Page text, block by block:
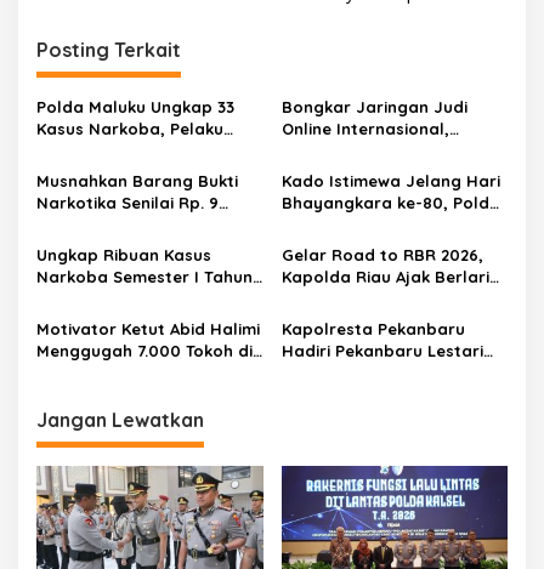
a
s
i
o
Posting Terkait
Polda Maluku Ungkap 33
Kasus Narkoba, Pelaku
Bertransaksi
Bongkar Jaringan Judi
Online Internasional,
287 WNA dan 4 WNI Jadi
Tersangka
Musnahkan Barang Bukti
Narkotika Senilai Rp. 9
Diamankan Polresta
Barelang
Kado Istimewa Jelang Hari
Bhayangkara ke-80, Polda
Penghargaan Keterbukaan
Informasi Publik
Ungkap Ribuan Kasus
Narkoba Semester I Tahun
Selamatkan 2,79 Juta Jiwa
dari Bahaya Narkotika
Gelar Road to RBR 2026,
Kapolda Riau Ajak Berlari
Ekosistem
Motivator Ketut Abid Halimi
Menggugah 7.000 Tokoh di
Kebangkitan Nusantara
Kapolresta Pekanbaru
Hadiri Pekanbaru Lestari
Jangan Lewatkan